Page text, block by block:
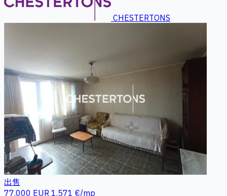
CHESTERTONS
出售
77.000 EUR 1.571 €/mp